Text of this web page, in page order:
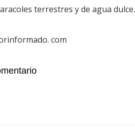
terrestres y de agua dulce.
com